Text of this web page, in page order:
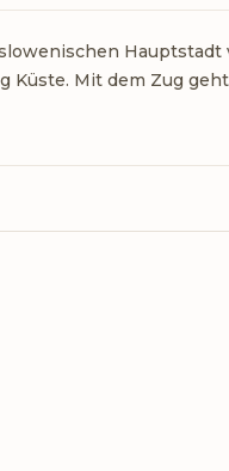
Küste. Mit dem Zug